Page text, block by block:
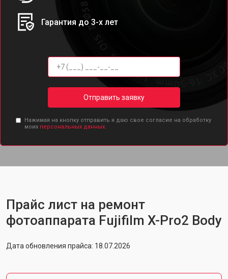
Гарантия до 3-х лет
Отправить заявку
Нажимая на кнопку отправить я даю свое согласие на обработку
моих персональных данных.
Прайс лист на ремонт
фотоаппарата Fujifilm X-Pro2 Body
Дата обновления прайса: 18.07.2026